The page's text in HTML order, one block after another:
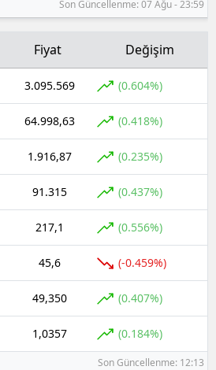
Sinop
Sivas
Tekirdağ
Tokat
Trabzon
Şanlıurfa
Uşak
Van
Son Güncellenme: 07 Ağu - 23:59
Fiyat Değişim
3.095.569 (0.604%)
64.998,63 (0.418%)
1.916,87 (0.235%)
91.315 (0.437%)
217,1 (0.556%)
45,6 (-0.459%)
49,350 (0.407%)
1,0357 (0.184%)
Son Güncellenme: 12:13